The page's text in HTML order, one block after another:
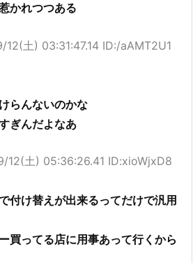
かれつつある
土) 03:31:47.14 ID:/aAMT2U1
らんないのかな
ぎんだよなあ
12(土) 05:36:26.41 ID:xioWjxD8
付け替えが出来るってだけで汎用
買ってる店に用事あって行くから